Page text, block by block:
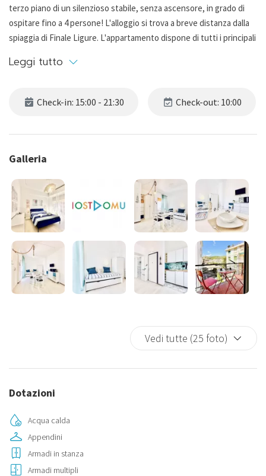
terzo piano di un silenzioso stabile, senza ascensore, in grado di
ospitare fino a 4 persone! L'alloggio si trova a breve distanza dalla
spiaggia di Finale Ligure. L'appartamento dispone di tutti i principali
- BAGNO con lavabo, doccia, bidet e WC.
Ulteriori servizi a disposizione degli ospiti: riscaldamento
centralizzato, lavatrice, asciugacapelli, biancheria e asciugamani.
Su richiesta deposito bici e posto auto.
Leggi tutto
Check-in: 15:00 - 21:30 Check-out: 10:00
Galleria
Vedi tutte (25 foto)
Dotazioni
Acqua calda
Appendini
Armadi in stanza
Armadi multipli